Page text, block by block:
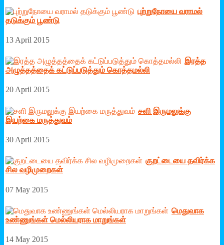
புற்றுநோயை வராமல்
தடுக்கும் பூண்டு
13 April 2015
இரத்த
அழுத்தத்தைக் கட்டுப்படுத்தும் கொத்தமல்லி
20 April 2015
சளி இருமலுக்கு
இயற்கை மருத்துவம்
30 April 2015
குறட்டையை தவிர்க்க
சில வழிமுறைகள்
07 May 2015
மெதுவாக
உண்ணுங்கள் மெல்லியராக மாறுங்கள்
14 May 2015